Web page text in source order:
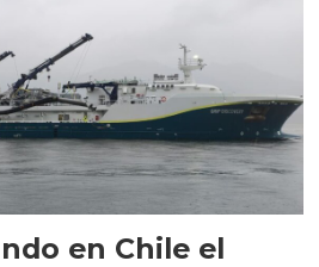
en Chile el